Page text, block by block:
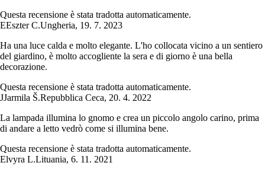
Questa recensione è stata tradotta automaticamente.
EEszter C.Ungheria, 19. 7. 2023
Ha una luce calda e molto elegante. L'ho collocata vicino a un sentiero
del giardino, è molto accogliente la sera e di giorno è una bella
decorazione.
Questa recensione è stata tradotta automaticamente.
JJarmila Š.Repubblica Ceca, 20. 4. 2022
La lampada illumina lo gnomo e crea un piccolo angolo carino, prima
di andare a letto vedrò come si illumina bene.
Questa recensione è stata tradotta automaticamente.
Elvyra L.Lituania, 6. 11. 2021